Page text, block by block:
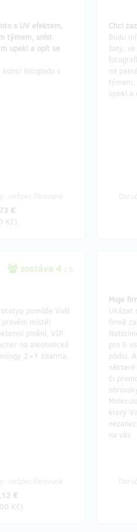
s UV efektem,
týmem, sníst
upekl a opít se
konci listopadu v
€
Kč)
Chci
Budu
šaty,
na
upekl a
zostáva 4 z 5
pomůže Vaší
místě!
plnění, VIP
na alkoholické
2+1 zdarma.
€
Kč)
Moje
Ukázat
firmě
pro 6
pódiu.
či
který
na vás.